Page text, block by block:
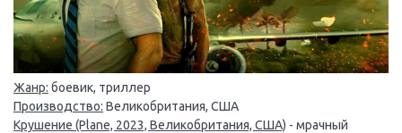
Жанр: боевик, триллер
Производство: Великобритания, США
Крушение (Plane, 2023, Великобритания, США) - мрачный